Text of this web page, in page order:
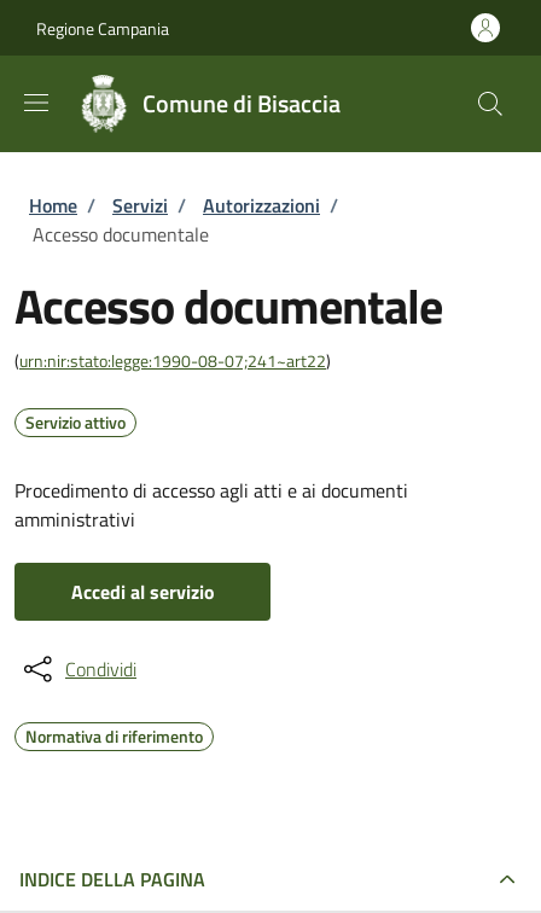
Regione Campania
Comune di Bisaccia
Briciole di pane
Home / Servizi / Autorizzazioni /
Accesso documentale
Accesso documentale
(urn:nir:stato:legge:1990-08-07;241~art22)
Servizio attivo
Procedimento di accesso agli atti e ai documenti
amministrativi
Accedi al servizio
Condividi
Normativa di riferimento
INDICE DELLA PAGINA